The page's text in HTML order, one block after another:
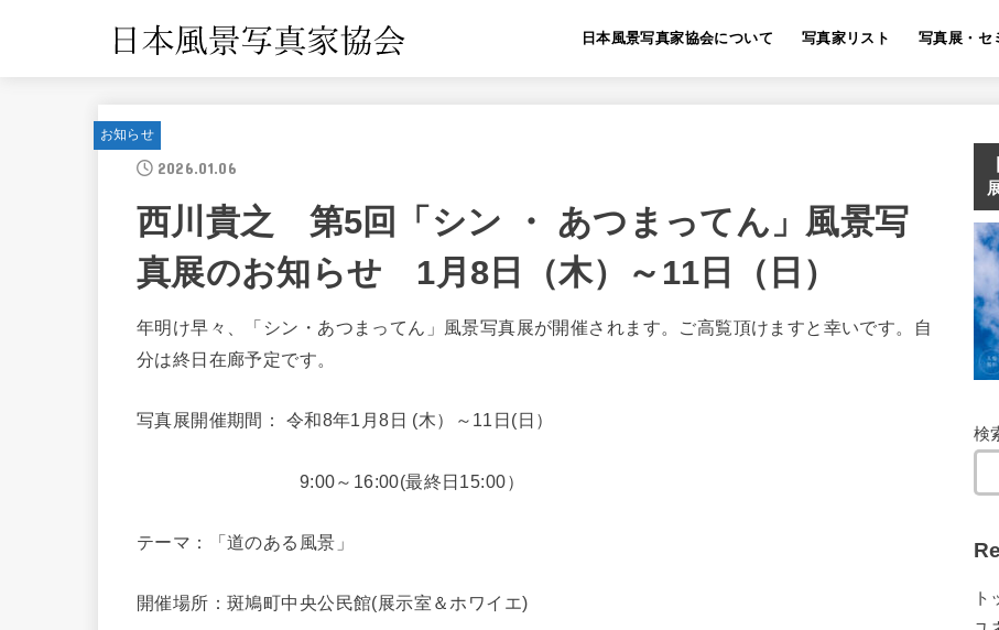
日本風景写真家協会について 写真家リスト 写真展・セ
お知らせ
2026.01.06
西川貴之 第5回「シン ・ あつまってん」風景写
真展のお知らせ 1月8日（木）～11日（日）
年明け早々、「シン・あつまってん」風景写真展が開催されます。ご高覧頂けますと幸いです。自
分は終日在廊予定です。
写真展開催期間： 令和8年1月8日 (木）～11日(日）
9:00～16:00(最終日15:00）
テーマ：「道のある風景」
開催場所：斑鳩町中央公民館(展示室＆ホワイエ)
検